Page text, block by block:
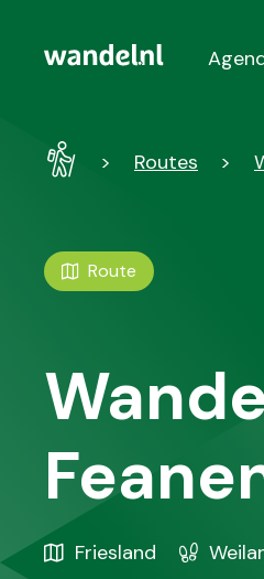
WandelRoutes
Route
GebiedFriesland